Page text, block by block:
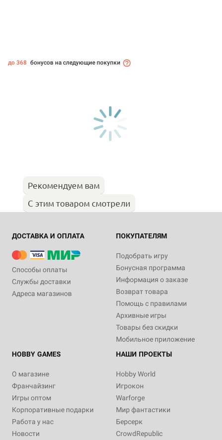
до 368 бонусов на следующие покупки
Рекомендуем вам
С этим товаром смотрели
ДОСТАВКА И ОПЛАТА
Способы оплаты
Службы доставки
Адреса магазинов
ПОКУПАТЕЛЯМ
Подобрать игру
Бонусная программа
Информация о заказе
Возврат товара
Помощь с правилами
Архивные игры
Товары без скидки
Мобильное приложение
HOBBY GAMES
О магазине
Франчайзинг
Игры оптом
Корпоративные подарки
Работа у нас
Новости
НАШИ ПРОЕКТЫ
Hobby World
Игрокон
Warforge
Мир фантастики
Берсерк
CrowdRepublic